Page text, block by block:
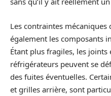
Les contraintes mécaniques
également les composants
Étant plus fragiles, les
réfrigérateurs peuvent se
des fuites éventuelles.
et grilles arrière, sont